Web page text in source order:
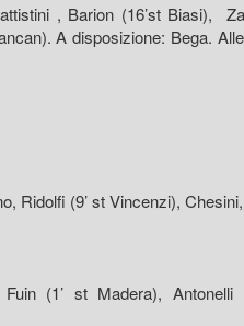
, Barion (16’st Biasi),
A disposizione: Bega.
Ridolfi (9’ st Vincenzi),
(1’ st Madera), Antonelli